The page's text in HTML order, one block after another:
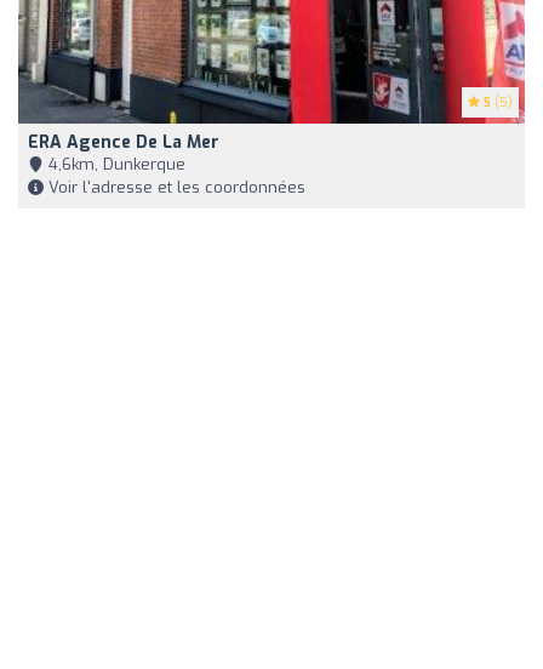
5 (5)
ERA Agence De La Mer
4,6km, Dunkerque
Voir l'adresse et les coordonnées